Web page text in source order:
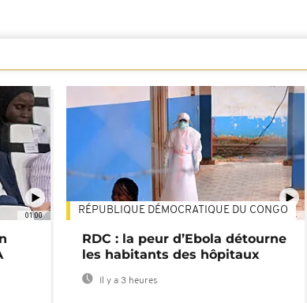
01:00 01:34
RÉPUBLIQUE DÉMOCRATIQUE DU CONGO
RDC : la peur d’Ebola détourne
les habitants des hôpitaux
Il y a 3 heures